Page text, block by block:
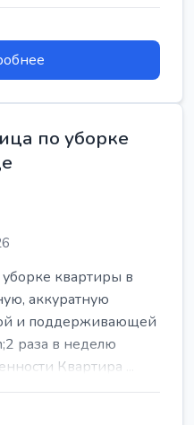
по уборке
квартиры в
аккуратную
и поддерживающей
раза в неделю
Квартира ...